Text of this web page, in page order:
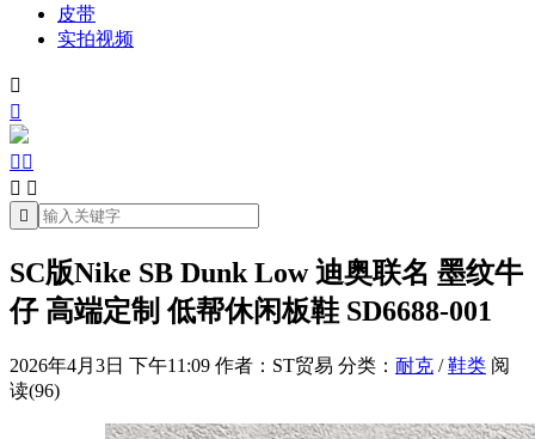
皮带
实拍视频


 
 

SC版Nike SB Dunk Low 迪奥联名 墨纹牛
仔 高端定制 低帮休闲板鞋 SD6688-001
2026年4月3日 下午11:09 作者：ST贸易 分类： 耐克 /鞋类 阅
读(96)